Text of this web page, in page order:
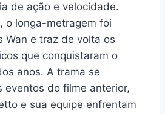
de ação e velocidade.
o longa-metragem foi
Wan e traz de volta os
que conquistaram o
anos. A trama se
eventos do filme anterior,
e sua equipe enfrentam